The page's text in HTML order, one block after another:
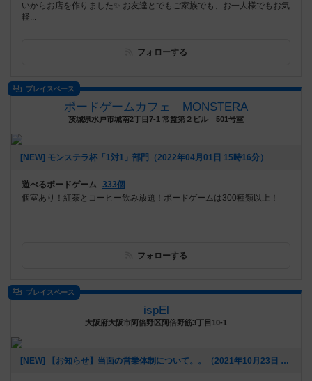
いからお店を作りました✨ お友達とでもご家族でも、お一人様でもお気
軽...
フォローする
プレイスペース
ボードゲームカフェ MONSTERA
茨城県水戸市城南2丁目7-1 常盤第２ビル 501号室
[NEW] モンステラ杯「1対1」部門（2022年04月01日 15時16分）
遊べるボードゲーム 333個
個室あり！紅茶とコーヒー飲み放題！ボードゲームは300種類以上！
フォローする
プレイスペース
ispEl
大阪府大阪市阿倍野区阿倍野筋3丁目10-1
[NEW] 【お知らせ】当面の営業体制について。。（2021年10月23日 21時49分）